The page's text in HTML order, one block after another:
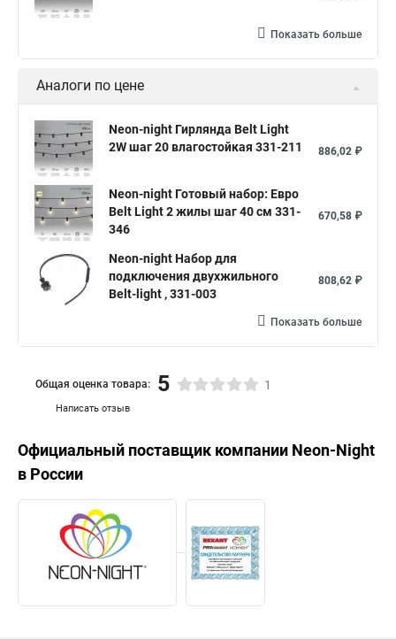
Показать больше
Аналоги по цене
Neon-night Гирлянда Belt Light
2W шаг 20 влагостойкая 331-211
886,02 ₽
Neon-night Готовый набор: Евро
Belt Light 2 жилы шаг 40 см 331-
346
670,58 ₽
Neon-night Набор для
подключения двухжильного
Belt-light , 331-003
808,62 ₽
Показать больше
Написать отзыв
Общая оценка товара: 5 1
Официальный поставщик компании Neon-Night
в России